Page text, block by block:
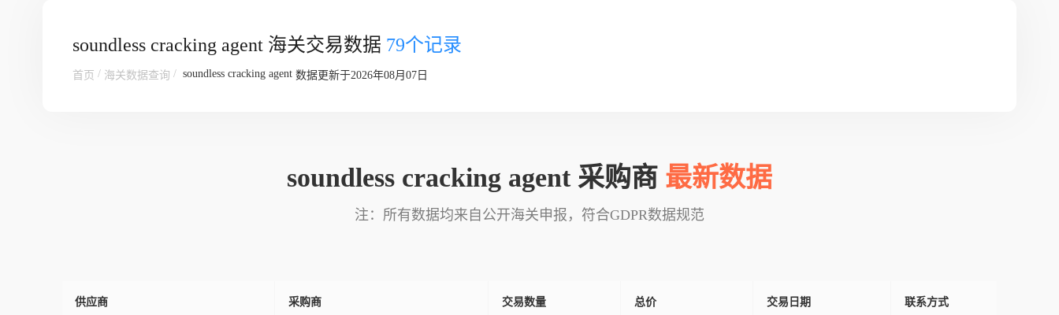
soundless cracking agent 海关交易数据 79个记录
首页 / 海关数据查询 / soundless cracking agent 数据更新于2026年08月07日
soundless cracking agent 采购商 最新数据
注：所有数据均来自公开海关申报，符合GDPR数据规范
供应商 采购商 交易数量 总价 交易日期 联系方式